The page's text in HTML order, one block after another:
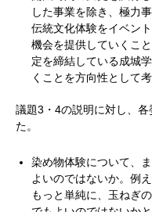
した事業を除き、極力
伝統文化体験をイベン
機会を提供していくこ
定を締結している成城
くことを方向性として
議題3・4の説明に対し、
た。
染め物体験について、
よいのではないか。例
もっと単純に、玉ねぎ